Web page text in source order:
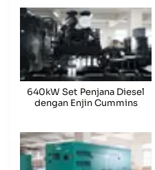
640kW Set Penjana Diesel
dengan Enjin Cummins